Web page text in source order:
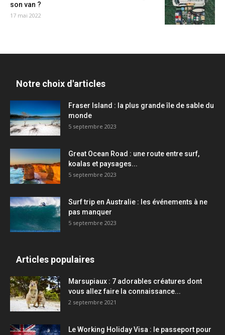
son van ?
17 mai 2022
Notre choix d'articles
Fraser Island : la plus grande île de sable du
monde
5 septembre 2023
Great Ocean Road : une route entre surf,
koalas et paysages...
5 septembre 2023
Surf trip en Australie : les événements à ne
pas manquer
5 septembre 2023
Articles populaires
Marsupiaux : 7 adorables créatures dont
vous allez faire la connaissance...
2 septembre 2021
Le Working Holiday Visa : le passeport pour